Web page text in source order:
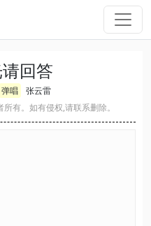
回答
弹唱
张云雷
有。如有侵权,请联系删除。